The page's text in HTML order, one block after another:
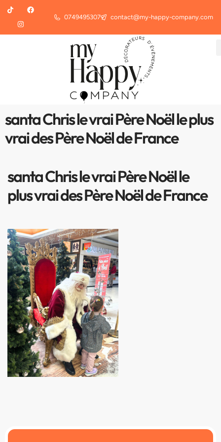
0749495307 contact@my-happy-company.com
santa Chris le vrai Père Noël le plus
vrai des Père Noël de France
santa Chris le vrai Père Noël le
plus vrai des Père Noël de France